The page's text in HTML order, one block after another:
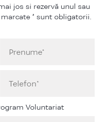
jos si rezervă unul sau
* sunt obligatorii.
Voluntariat